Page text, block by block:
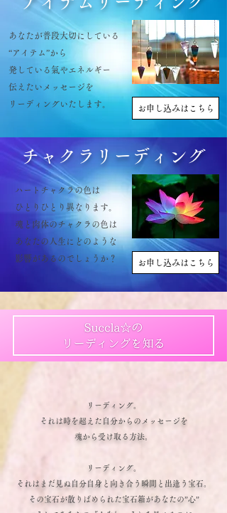
あなたが普段大切にしている
“アイテム”から
発している氣やエネルギー
伝えたいメッセージを
リーディングいたします。
お申し込みはこちら
​チャクラリーディング
ハートチャクラの色は
ひとりひとり異なります。
魂と肉体のチャクラの色は
あなたの人生に ​どのような
影響があるのでしょうか？
お申し込みはこちら
リーディング。
それは時を超えた自分からのメッセージを
魂から受け取る方法。
リーディング。
それはまだ見ぬ自分自身と向き合う瞬間と出逢う宝石。
その宝石が散りばめられた宝石箱があなたの”心”